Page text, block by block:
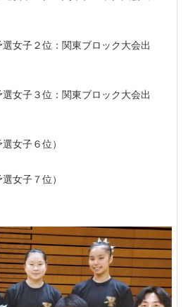
女子２位：関東ブロック大会出
女子３位：関東ブロック大会出
女子６位）
女子７位）